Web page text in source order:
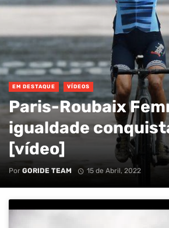
EM DESTAQUE VÍDEOS
Paris-Roubaix
igualdade
[vídeo]
Por GORIDE TEAM 15 de Abril, 2022